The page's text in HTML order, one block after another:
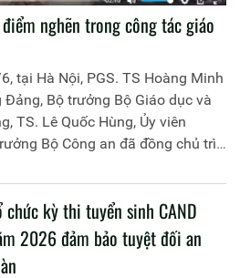
nghẽn trong công tác giáo
tại Hà Nội, PGS. TS Hoàng Minh
Đảng, Bộ trưởng Bộ Giáo dục và
TS. Lê Quốc Hùng, Ủy viên
Bộ Công an đã đồng chủ trì
dục và đào tạo của lực lượng
chức kỳ thi tuyển sinh CAND
2026 đảm bảo tuyệt đối an